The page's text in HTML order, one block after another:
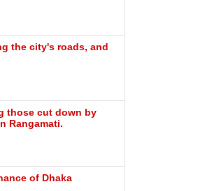
the city's roads, and
those cut down by
Rangamati.
of Dhaka